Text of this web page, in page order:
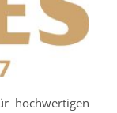
hochwertigen